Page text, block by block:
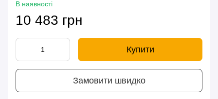
В наявності
10 483 грн
Купити
Замовити швидко